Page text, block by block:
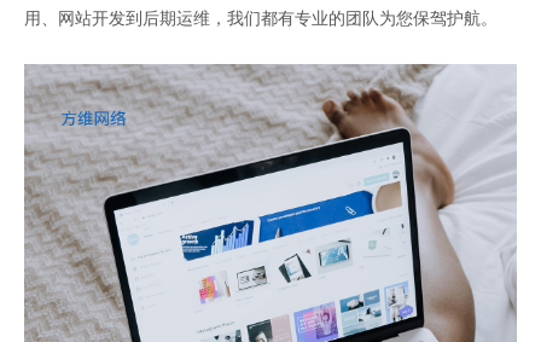
用、网站开发到后期运维，我们都有专业的团队为您保驾护航。